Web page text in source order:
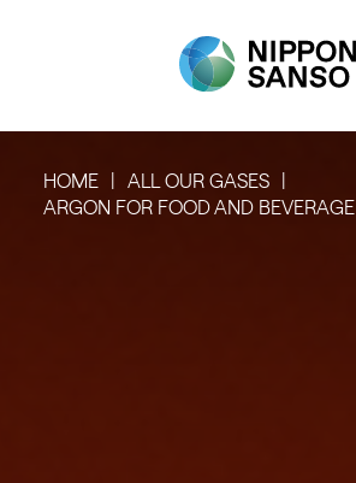
HOME
ALL OUR GASES
ARGON FOR FOOD AND BEVERAGE